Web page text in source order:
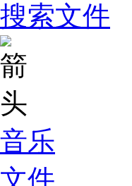
搜索文件
音乐
文件